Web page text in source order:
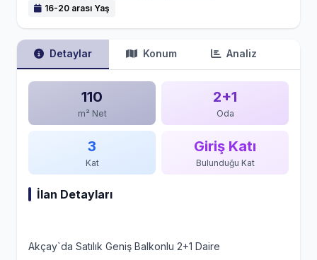
16-20 arası Yaş
Detaylar Konum Analiz
110
m² Net
2+1
Oda
3
Kat
Giriş Katı
Bulunduğu Kat
İlan Detayları
Akçay`da Satılık Geniş Balkonlu 2+1 Daire